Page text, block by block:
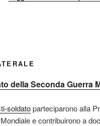
della Seconda Guerra
soldatoparteciparono alla
e contribuirono a